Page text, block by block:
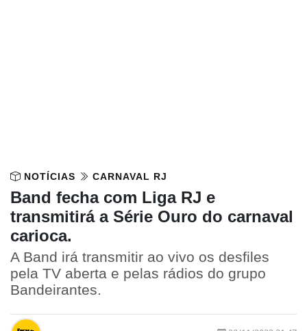
NOTÍCIAS CARNAVAL RJ
Band fecha com Liga RJ e
transmitirá a Série Ouro do carnaval
carioca.
A Band irá transmitir ao vivo os desfiles
pela TV aberta e pelas rádios do grupo
Bandeirantes.